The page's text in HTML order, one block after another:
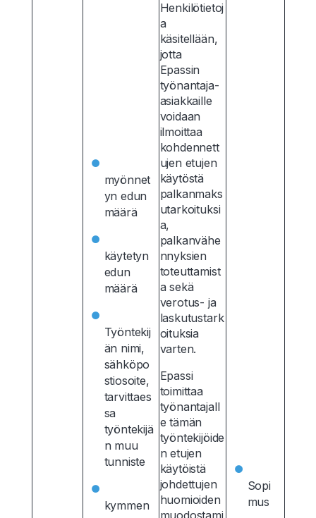
myönnet
yn edun
määrä
käytetyn
edun
määrä
Työntekij
än nimi,
sähköpo
stiosoite,
tarvittaes
sa
työntekijä
n muu
tunniste
kymmen
Henkilötietoj
a
käsitellään,
jotta
Epassin
työnantaja-
asiakkaille
voidaan
ilmoittaa
kohdennett
ujen etujen
käytöstä
palkanmaks
utarkoituksi
a,
palkanvähe
nnyksien
toteuttamist
a sekä
verotus- ja
laskutustark
oituksia
varten.
Epassi
toimittaa
työnantajall
e tämän
työntekijöide
n etujen
käytöistä
johdettujen
huomioiden
Sopi
mus